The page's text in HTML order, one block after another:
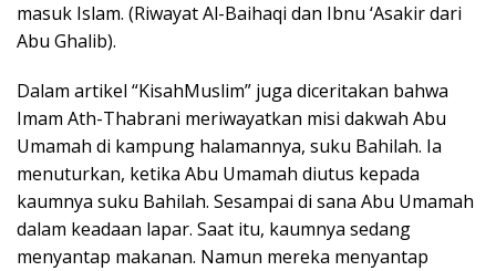
masuk Islam. (Riwayat Al-Baihaqi dan Ibnu ‘Asakir dari
Abu Ghalib).
Dalam artikel “KisahMuslim” juga diceritakan bahwa
Imam Ath-Thabrani meriwayatkan misi dakwah Abu
Umamah di kampung halamannya, suku Bahilah. Ia
menuturkan, ketika Abu Umamah diutus kepada
kaumnya suku Bahilah. Sesampai di sana Abu Umamah
dalam keadaan lapar. Saat itu, kaumnya sedang
menyantap makanan. Namun mereka menyantap